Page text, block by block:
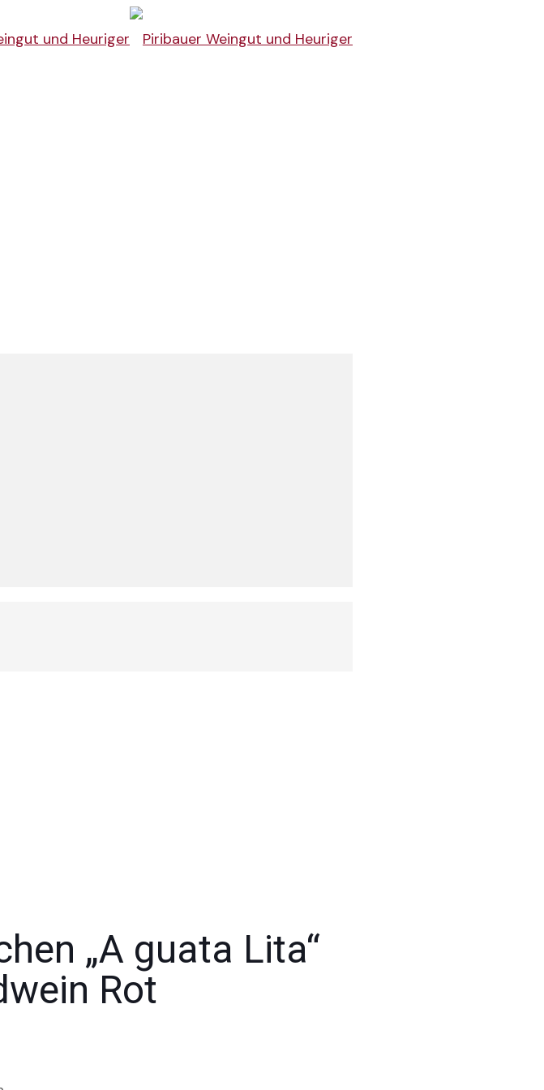
„A guata Lita“
Rot